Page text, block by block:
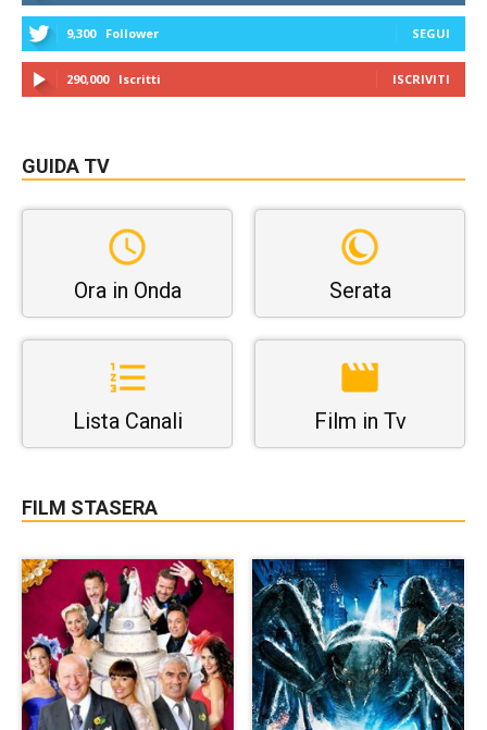
9,300 Follower SEGUI
290,000 Iscritti ISCRIVITI
GUIDA TV
Ora in Onda Serata
Lista Canali Film in Tv
FILM STASERA